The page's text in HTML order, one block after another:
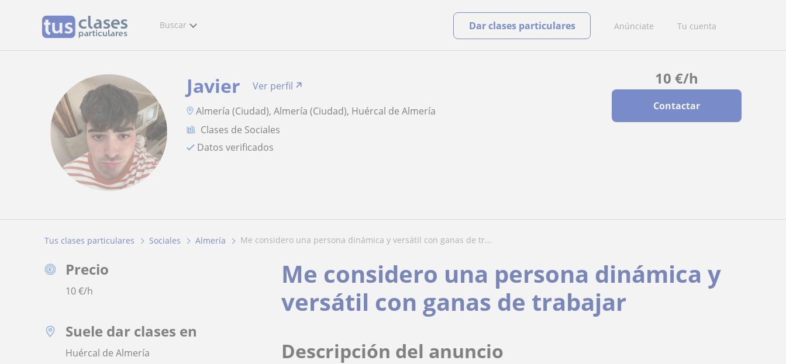
Buscar Anúnciate Tu cuenta
Dar clases particulares
10 €/h
Contactar
Javier
Ver perfil
Almería (Ciudad), Almería (Ciudad), Huércal de Almería
Clases de Sociales
Datos verificados
Tus clases particulares Sociales Almería me considero una persona dinámica y versátil con ganas de tr...
Precio
10€/h
Suele dar clases en
Huércal de Almería
Me considero una persona dinámica y
versátil con ganas de trabajar
Descripción del anuncio